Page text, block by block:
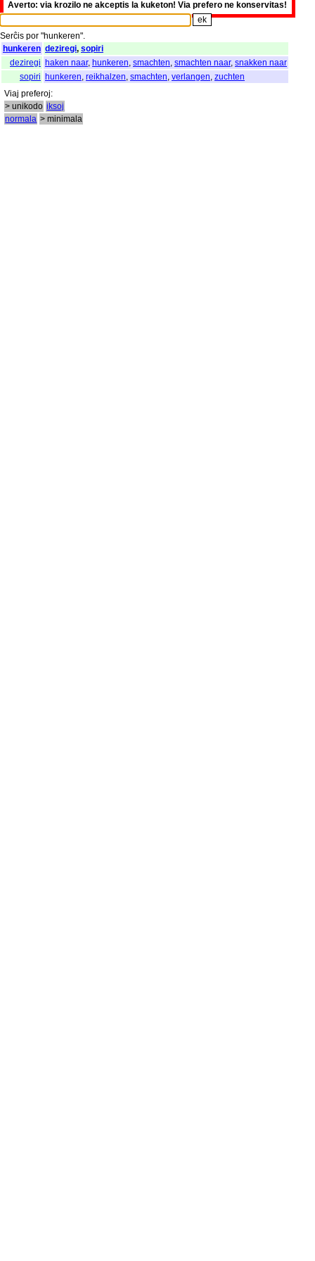
Averto: via krozilo ne akceptis la kuketon! Via prefero ne konservitas!
Serĉis por "hunkeren".
hunkeren deziregi, sopiri
deziregi haken naar, hunkeren smachten smachten naar, snakken naar
sopiri hunkeren reikhalzen smachten verlangen zuchten
Viaj preferoj:
> unikodo iksoj
normala > minimala